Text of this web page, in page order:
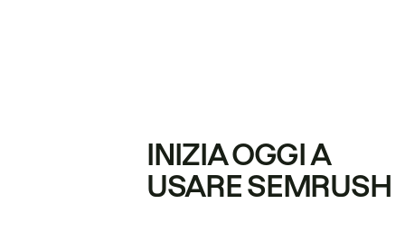
INIZIA OGGI A
USARE SEMRUSH